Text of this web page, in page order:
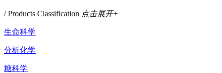
/ Products Classification 点击展开+
生命科学
分析化学
糖科学